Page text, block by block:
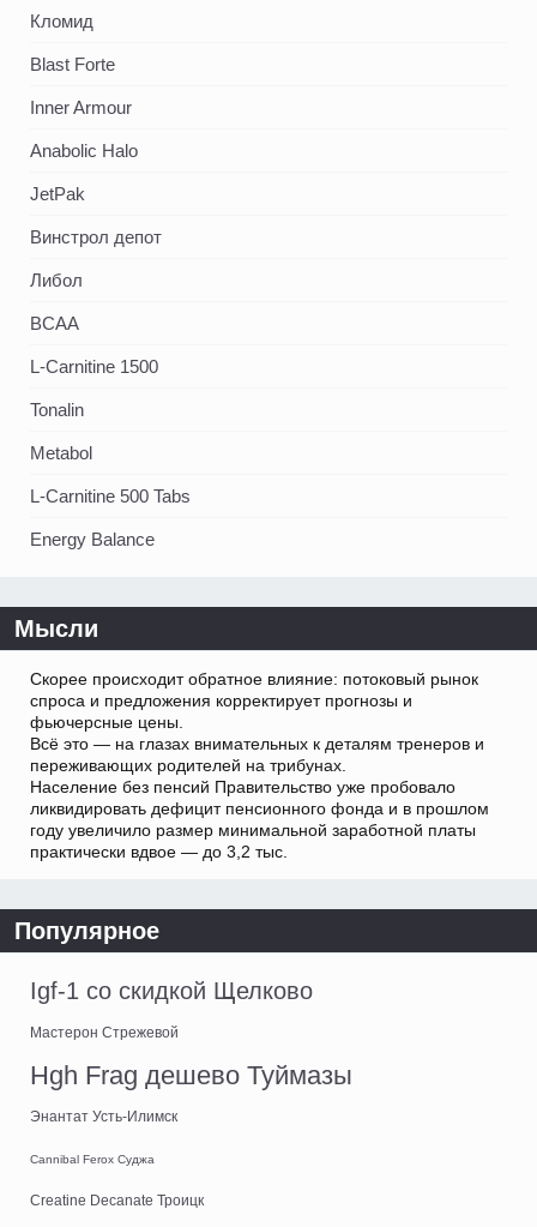
Кломид
Blast Forte
Inner Armour
Anabolic Halo
JetPak
Винстрол депот
Либол
BCAA
L-Carnitine 1500
Tonalin
Metabol
L-Carnitine 500 Tabs
Energy Balance
Мысли
Скорее происходит обратное влияние: потоковый рынок
спроса и предложения корректирует прогнозы и
фьючерсные цены.
Всё это — на глазах внимательных к деталям тренеров и
переживающих родителей на трибунах.
Население без пенсий Правительство уже пробовало
ликвидировать дефицит пенсионного фонда и в прошлом
году увеличило размер минимальной заработной платы
практически вдвое — до 3,2 тыс.
Популярное
Igf-1 со скидкой Щелково
Мастерон Стрежевой
Hgh Frag дешево Туймазы
Энантат Усть-Илимск
Cannibal Ferox Суджа
Creatine Decanate Троицк